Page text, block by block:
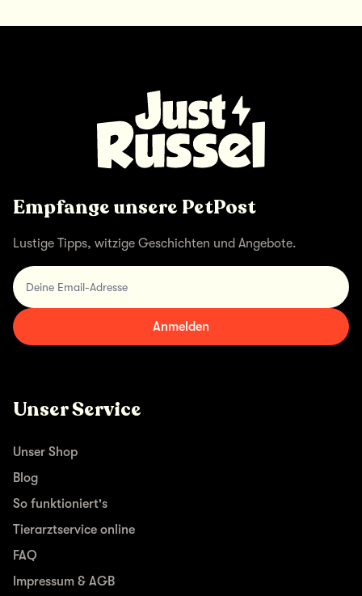
Empfange unsere PetPost
Lustige Tipps, witzige Geschichten und Angebote.
Deine Email-Adresse
Anmelden
Unser Service
Unser Shop
Blog
So funktioniert's
Tierarztservice online
FAQ
Impressum & AGB